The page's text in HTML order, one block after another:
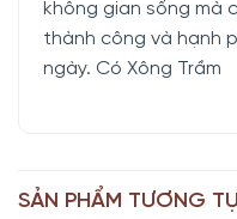
không gian sống mà
thành công và hạnh
ngày. Có Xông Trầm
SẢN PHẨM TƯƠNG